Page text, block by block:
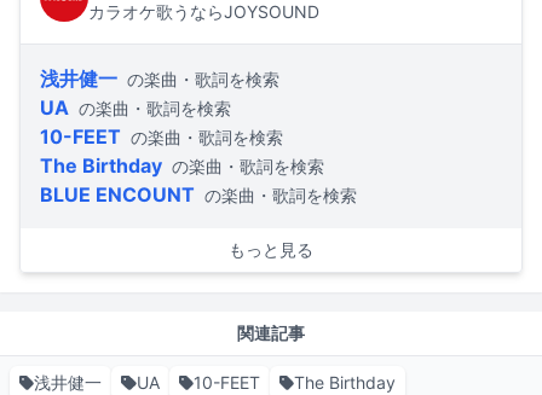
カラオケ歌うならJOYSOUND
浅井健一 の楽曲・歌詞を検索
UA の楽曲・歌詞を検索
10-FEET の楽曲・歌詞を検索
The Birthday の楽曲・歌詞を検索
BLUE ENCOUNT の楽曲・歌詞を検索
もっと見る
関連記事
浅井健一 UA 10-FEET
The Birthday